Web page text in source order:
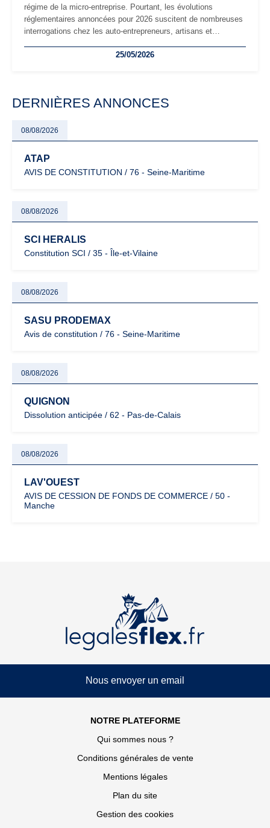
régime de la micro-entreprise. Pourtant, les évolutions
réglementaires annoncées pour 2026 suscitent de nombreuses
interrogations chez les auto-entrepreneurs, artisans et
facturation ou risque de bascule vers la TVA : les règles
25/05/2026
DERNIÈRES ANNONCES
08/08/2026
ATAP
AVIS DE CONSTITUTION / 76 - Seine-Maritime
08/08/2026
SCI HERALIS
Constitution SCI / 35 - Île-et-Vilaine
08/08/2026
SASU PRODEMAX
Avis de constitution / 76 - Seine-Maritime
08/08/2026
QUIGNON
Dissolution anticipée / 62 - Pas-de-Calais
08/08/2026
LAV'OUEST
AVIS DE CESSION DE FONDS DE COMMERCE / 50 -
Manche
Nous envoyer un email
NOTRE PLATEFORME
Qui sommes nous ?
Conditions générales de vente
Mentions légales
Plan du site
Gestion des cookies